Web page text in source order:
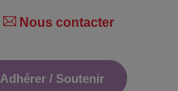
Nous contacter
Adhérer / Soutenir